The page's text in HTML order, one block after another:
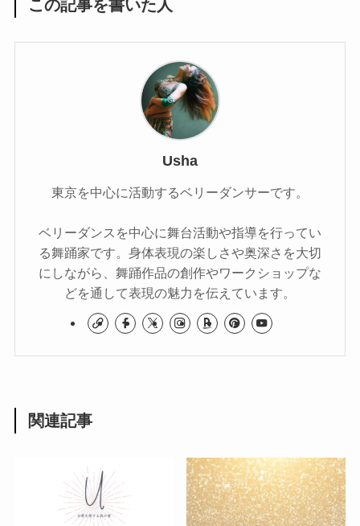
この記事を書いた人
Usha
東京を中心に活動するベリーダンサーです。
ベリーダンスを中心に舞台活動や指導を行ってい
る舞踊家です。身体表現の楽しさや奥深さを大切
にしながら、舞踊作品の創作やワークショップな
どを通して表現の魅力を伝えています。
関連記事